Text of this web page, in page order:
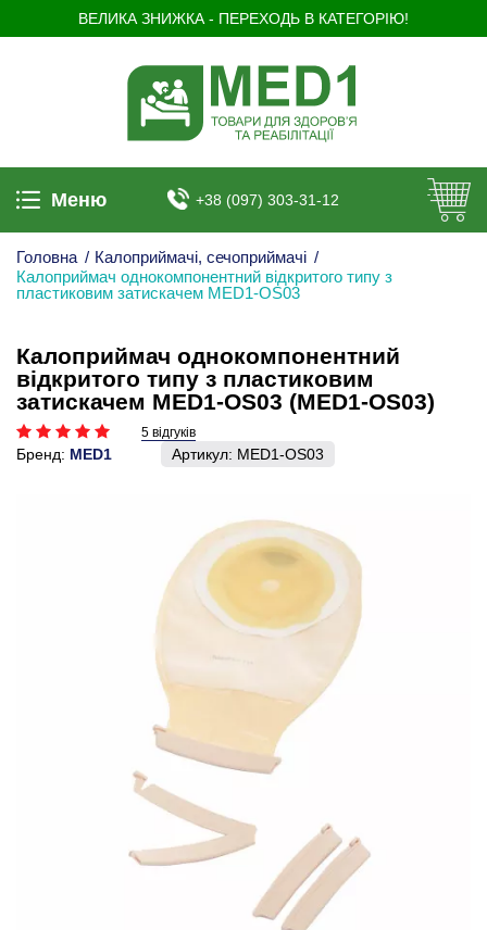
ВЕЛИКА ЗНИЖКА - ПЕРЕХОДЬ В КАТЕГОРІЮ!
Меню +38 (097) 303-31-12
Головна / Калоприймачі, сечоприймачі /
Калоприймач однокомпонентний відкритого типу з
пластиковим затискачем MED1-OS03
Калоприймач однокомпонентний
відкритого типу з пластиковим
затискачем MED1-OS03 (MED1-OS03)
5 відгуків
Бренд: MED1 Артикул: MED1-OS03